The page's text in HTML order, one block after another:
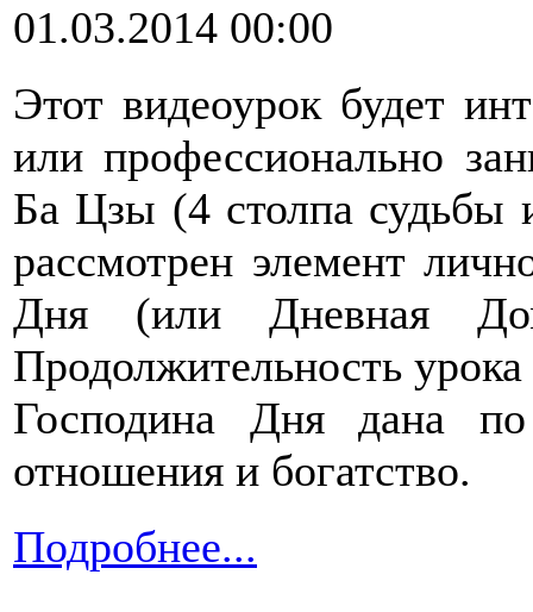
01.03.2014 00:00
Этот видеоурок будет
или профессионально
Ба Цзы (4 столпа судьбы
рассмотрен элемент
Дня (или Дневная
Продолжительность
Господина Дня дана по
отношения и богатство.
Подробнее...